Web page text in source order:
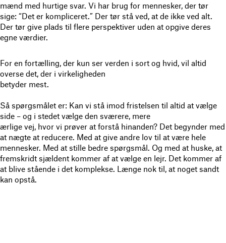
mænd med hurtige svar. Vi har brug for mennesker, der tør
sige: “Det er kompliceret.” Der tør stå ved, at de ikke ved alt.
Der tør give plads til flere perspektiver uden at opgive deres
egne værdier.
For en fortælling, der kun ser verden i sort og hvid, vil altid
overse det, der i virkeligheden
betyder mest.
Så spørgsmålet er: Kan vi stå imod fristelsen til altid at vælge
side – og i stedet vælge den sværere, mere
ærlige vej, hvor vi prøver at forstå hinanden? Det begynder med
at nægte at reducere. Med at give andre lov til at være hele
mennesker. Med at stille bedre spørgsmål. Og med at huske, at
fremskridt sjældent kommer af at vælge en lejr. Det kommer af
at blive stående i det komplekse. Længe nok til, at noget sandt
kan opstå.